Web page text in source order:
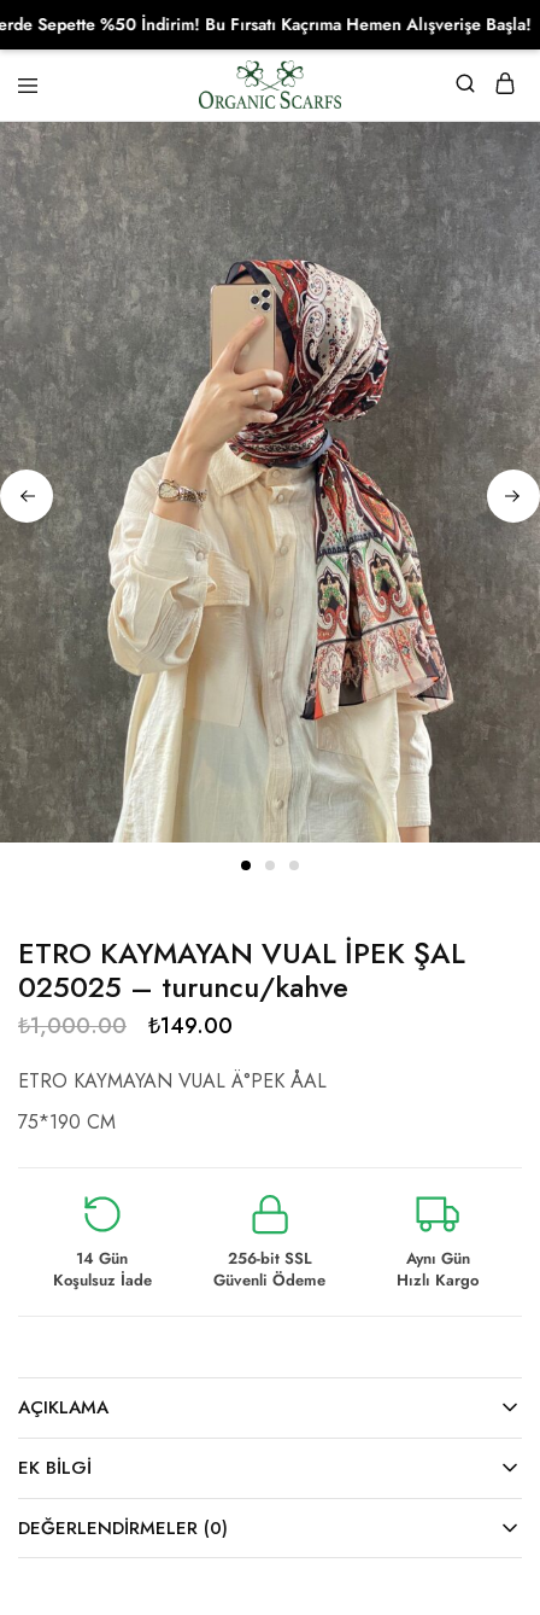
Organikscarf
ETRO KAYMAYAN VUAL İPEK ŞAL
025025 – turuncu/kahve
₺1,000.00 ₺149.00
ETRO KAYMAYAN VUAL Ä°PEK ÅAL
75*190 CM
14 Gün
Koşulsuz İade
256-bit SSL
Güvenli Ödeme
Aynı Gün
Hızlı Kargo
AÇIKLAMA
EK BILGI
DEĞERLENDIRMELER (0)
%50 İndirim! Bu Fırsatı Kaçrıma Hemen Alışverişe Başla!